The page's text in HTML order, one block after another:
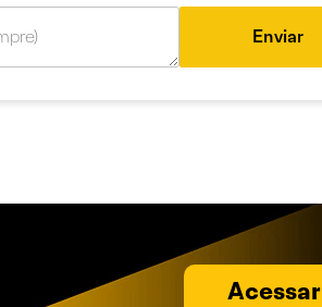
Enviar
Acessar